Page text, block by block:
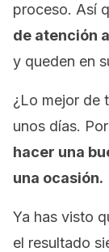
proceso. Así
de atención
y queden en
¿Lo mejor de
unos días.
hacer una
una ocasión.
Ya has visto
el resultado